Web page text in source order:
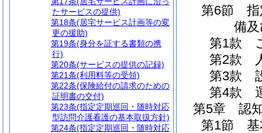
第6節
備
第1款
第2款
第3款
第4款
第5章
認
第1節
たサービスの提供)
第18条(居宅サービス計画等の変
更の援助)
第19条(身分を証する書類の携
行)
第20条(サービスの提供の記録)
第21条(利用料等の受領)
第22条(保険給付の請求のための
証明書の交付)
第23条(指定定期巡回・随時対応
型訪問介護看護の基本取扱方針)
第24条(指定定期巡回・随時対応